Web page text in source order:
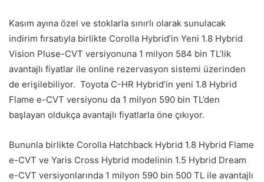
Kasım ayına özel ve stoklarla sınırlı olarak sunulacak
indirim fırsatıyla birlikte Corolla Hybrid’in Yeni 1.8 Hybrid
Vision Pluse-CVT versiyonuna 1 milyon 584 bin TL’lik
avantajlı fiyatlar ile online rezervasyon sistemi üzerinden
de erişilebiliyor. Toyota C-HR Hybrid’in yeni 1.8 Hybrid
Flame e-CVT versiyonu da 1 milyon 590 bin TL’den
başlayan oldukça avantajlı fiyatlarla öne çıkıyor.
Bununla birlikte Corolla Hatchback Hybrid 1.8 Hybrid Flame
e-CVT ve Yaris Cross Hybrid modelinin 1.5 Hybrid Dream
e-CVT versiyonlarında 1 milyon 590 bin 500 TL ile avantajlı